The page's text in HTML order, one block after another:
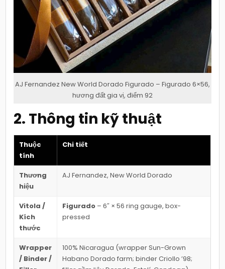
AJ Fernandez New World Dorado Figurado – Figurado 6×56,
hương đất gia vị, điểm 92
2. Thông tin kỹ thuật
Thuộc
tính
Chi tiết
Thương
hiệu
AJ Fernandez, New World Dorado
Vitola /
Kích
thước
Figurado – 6″ × 56 ring gauge, box-
pressed
Wrapper
/ Binder /
100% Nicaragua (wrapper Sun-Grown
Habano Dorado farm; binder Criollo ’98;